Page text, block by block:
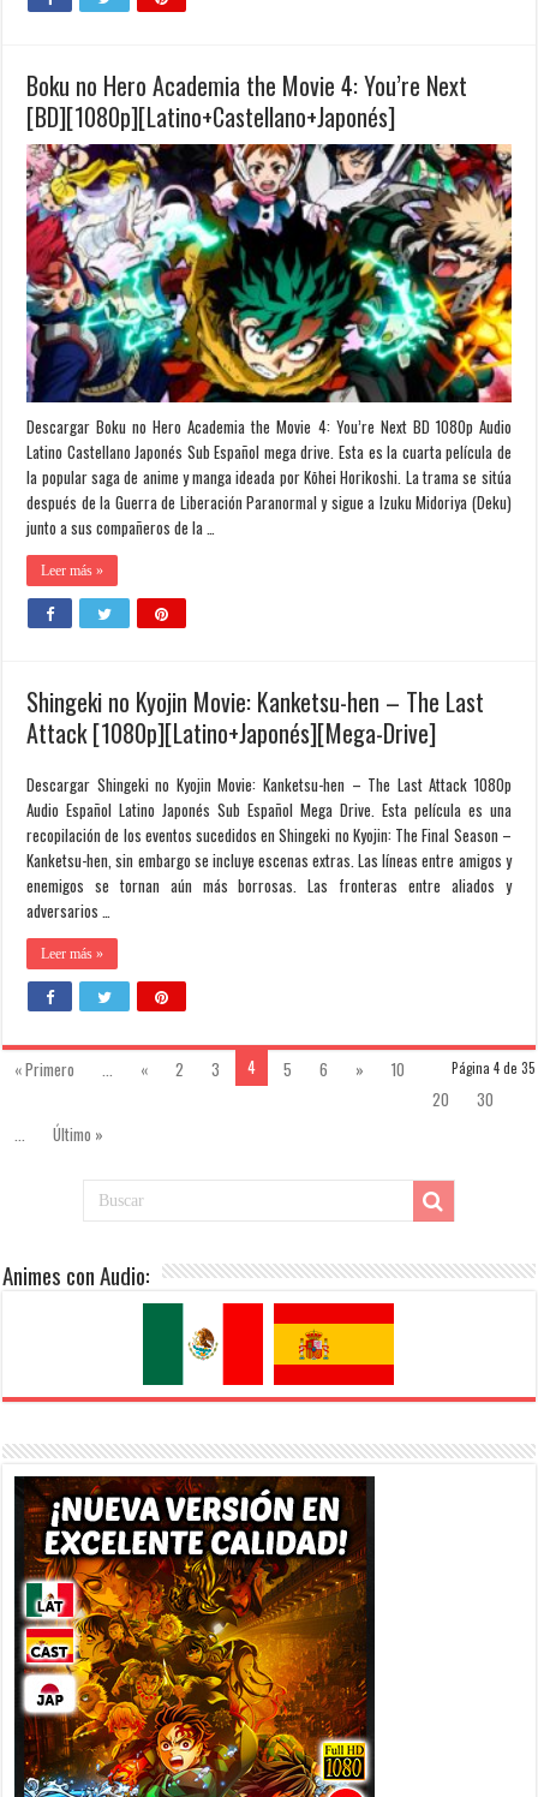
Boku no Hero Academia the Movie 4: You’re Next
[BD][1080p][Latino+Castellano+Japonés]
Descargar Boku no Hero Academia the Movie 4: You’re Next BD 1080p Audio
Latino Castellano Japonés Sub Español mega drive. Esta es la cuarta película de
la popular saga de anime y manga ideada por Kōhei Horikoshi. La trama se sitúa
después de la Guerra de Liberación Paranormal y sigue a Izuku Midoriya (Deku)
junto a sus compañeros de la …
Leer más »
Shingeki no Kyojin Movie: Kanketsu-hen – The Last
Attack [1080p][Latino+Japonés][Mega-Drive]
Descargar Shingeki no Kyojin Movie: Kanketsu-hen – The Last Attack 1080p
Audio Español Latino Japonés Sub Español Mega Drive. Esta película es una
recopilación de los eventos sucedidos en Shingeki no Kyojin: The Final Season –
Kanketsu-hen, sin embargo se incluye escenas extras. Las líneas entre amigos y
enemigos se tornan aún más borrosas. Las fronteras entre aliados y
adversarios …
Leer más »
Página 4 de 35
« Primero ... « 2 3 4 5 6 »
10
20
30
...
Último »
Animes con Audio: